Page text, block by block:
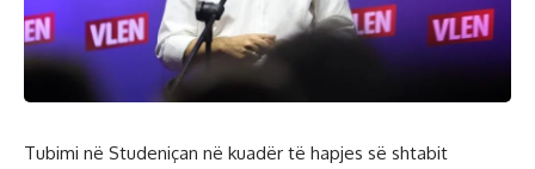
Tubimi në Studeniçan në kuadër të hapjes së shtabit